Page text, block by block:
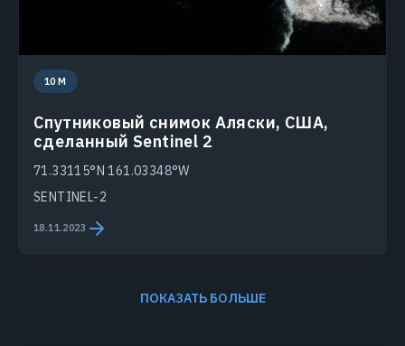
10 M
Спутниковый снимок Аляски, США,
сделанный Sentinel 2
71.33115°N 161.03348°W
SENTINEL-2
18.11.2023
ПОКАЗАТЬ БОЛЬШЕ